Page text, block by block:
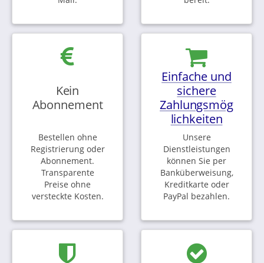
Kein
Abonnement
Bestellen ohne
Registrierung oder
Abonnement.
Transparente
Preise ohne
versteckte Kosten.
Einfache und
sichere
Zahlungsmög
lichkeiten
Unsere
Dienstleistungen
können Sie per
Banküberweisung,
Kreditkarte oder
PayPal bezahlen.